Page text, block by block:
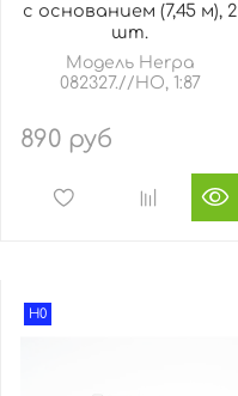
с основанием (7,45 м), 2
шт.
Модель Herpa
082327.//HO, 1:87
890 руб
H0